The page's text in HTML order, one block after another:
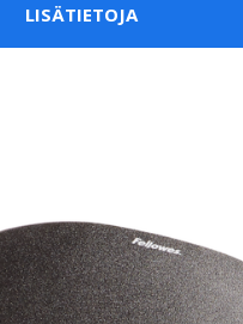
LISÄTIETOJA